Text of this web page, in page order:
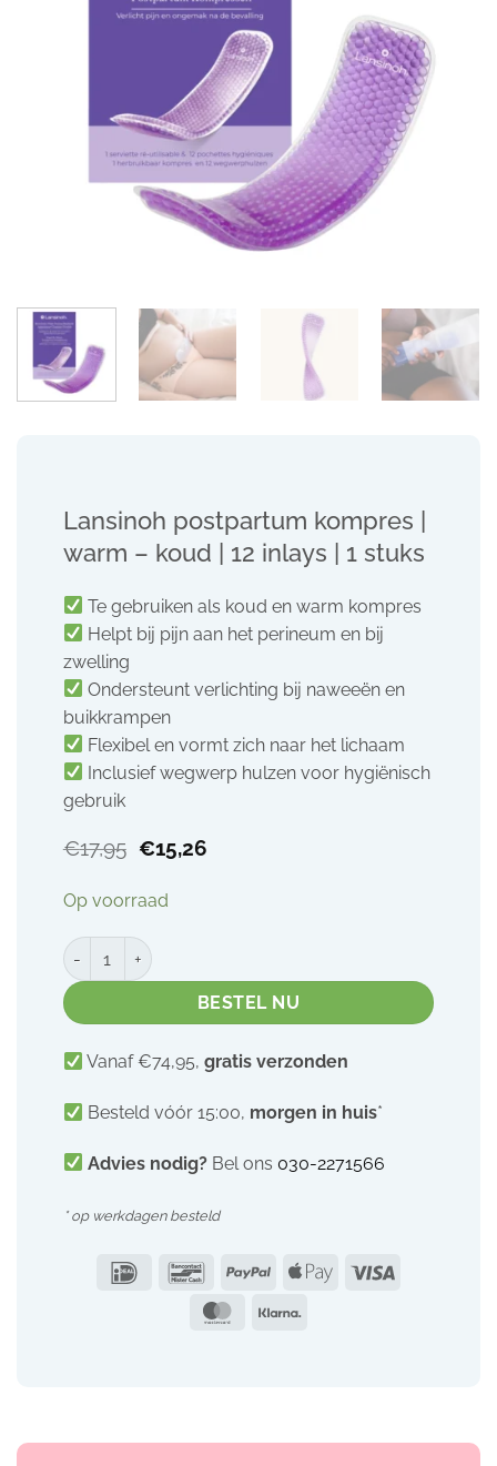
Lansinoh postpartum kompres |
warm – koud | 12 inlays | 1 stuks
Te gebruiken als koud en warm kompres
Helpt bij pijn aan het perineum en bij
zwelling
Ondersteunt verlichting bij naweeën en
buikkrampen
Flexibel en vormt zich naar het lichaam
Inclusief wegwerp hulzen voor hygiënisch
gebruik
€17,95 Oorspronkelijke
prijs
was:
€17,95.
€15,26Huidige
Op voorraad
Lansinoh postpartum kompres | warm - koud | 12 inlays | 1
BESTEL NU
Vanaf €74,95,gratis verzonden
Besteld vóór 15:00, morgen in huis*
Advies nodig? Bel ons 030-2271566
* op werkdagen besteld
IDeal Bancontact
PayPal Apple
Visa
MasterCard
Klarna